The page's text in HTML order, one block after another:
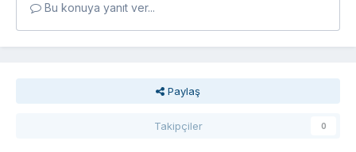
Bu konuya yanıt ver...
Paylaş
Takipçiler 0